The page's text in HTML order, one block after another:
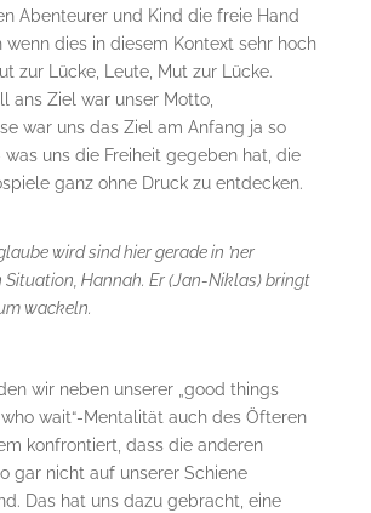
Abenteurer und Kind die freie Hand
wenn dies in diesem Kontext sehr hoch
zur Lücke, Leute, Mut zur Lücke.
ans Ziel war unser Motto,
war uns das Ziel am Anfang ja so
uns die Freiheit gegeben hat, die
ganz ohne Druck zu entdecken.
wird sind hier gerade in ’ner
Situation, Hannah. Er (Jan-Niklas) bringt
wackeln.
wir neben unserer „good things
wait“-Mentalität auch des Öfteren
konfrontiert, dass die anderen
gar nicht auf unserer Schiene
Das hat uns dazu gebracht, eine